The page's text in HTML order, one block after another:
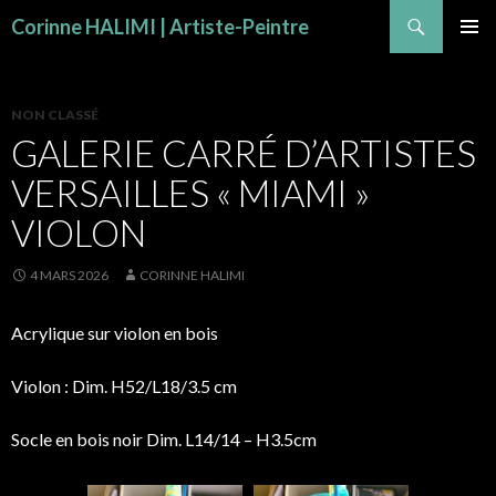
Corinne HALIMI | Artiste-Peintre
NON CLASSÉ
GALERIE CARRÉ D’ARTISTES
VERSAILLES « MIAMI »
VIOLON
4 MARS 2026 CORINNE HALIMI
Acrylique sur violon en bois
Violon : Dim. H52/L18/3.5 cm
Socle en bois noir Dim. L14/14 – H3.5cm